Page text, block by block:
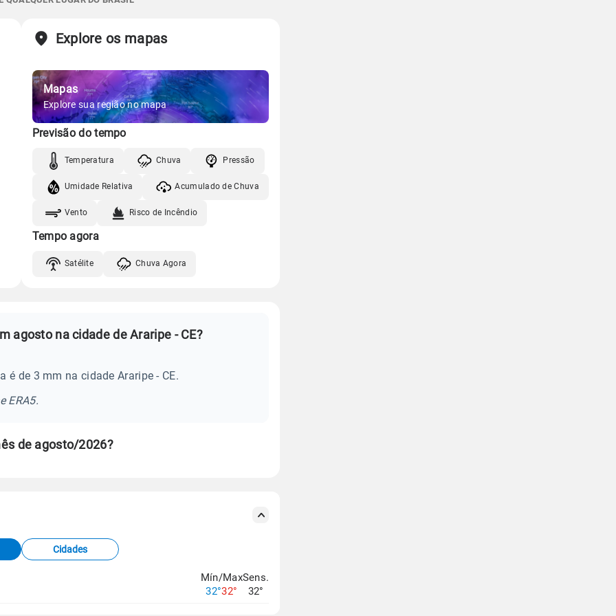
05:50h às 17:40h
Vento Umidade
05:50h às 17:40h
Minguante
Gráfico
Vento Umidade
Explore os mapas
Mapas
Explore sua região no mapa
Previsão do tempo
Temperatura Chuva Pressão
Umidade Relativa Acumulado de Chuva
Vento Risco de Incêndio
Tempo agora
Satélite Chuva Agora
agosto na cidade de Araripe - CE?
é de 3 mm na cidade Araripe - CE.
ERA5.
de agosto/2026?
Cidades
Mín/Max
32°32°
Sens.
32°